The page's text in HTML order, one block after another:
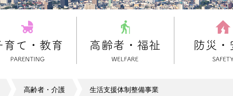
高齢者・介護 生活支援体制整備事業